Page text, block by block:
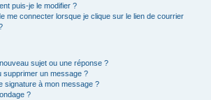
puis-je le modifier ?
me connecter lorsque je clique sur le lien de courrier
sujet ou une réponse ?
supprimer un message ?
signature à mon message ?
?